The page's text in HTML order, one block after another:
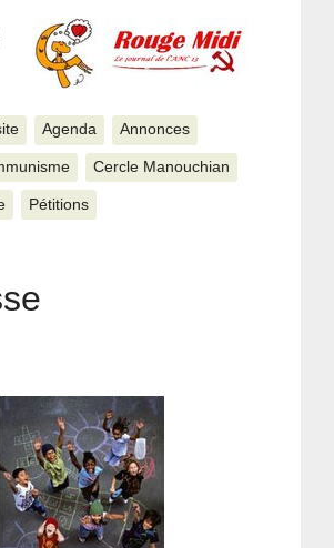
Agenda Annonces
Cercle Manouchian
Pétitions